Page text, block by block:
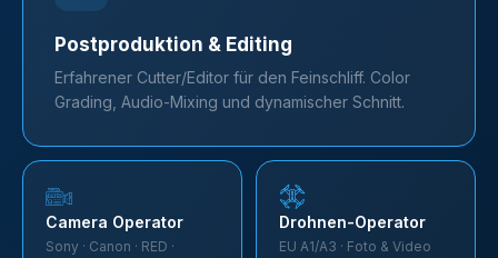
Postproduktion & Editing
Erfahrener Cutter/Editor für den Feinschliff. Color
Grading, Audio-Mixing und dynamischer Schnitt.
Camera Operator
Sony · Canon · RED ·
Drohnen-Operator
EU A1/A3 · Foto & Video